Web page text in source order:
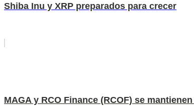
Shiba Inu y XRP preparados para crecer
MAGA y RCO Finance (RCOF) se